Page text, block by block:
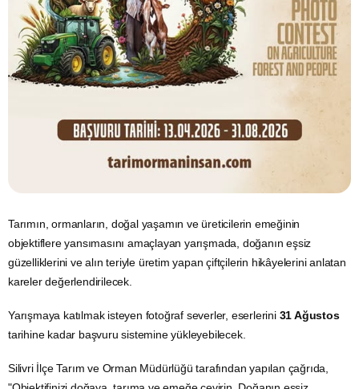
Tarımın, ormanların, doğal yaşamın ve üreticilerin emeğinin
objektiflere yansımasını amaçlayan yarışmada, doğanın eşsiz
güzelliklerini ve alın teriyle üretim yapan çiftçilerin hikâyelerini anlatan
kareler değerlendirilecek.
Yarışmaya katılmak isteyen fotoğraf severler, eserlerini 31 Ağustos
tarihine kadar başvuru sistemine yükleyebilecek.
Silivri İlçe Tarım ve Orman Müdürlüğü tarafından yapılan çağrıda,